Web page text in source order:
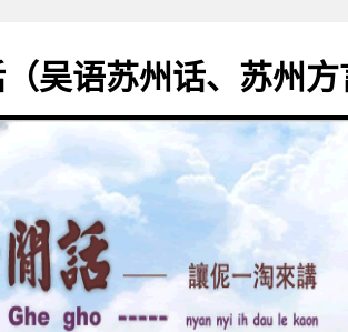
吴语苏州话、苏州